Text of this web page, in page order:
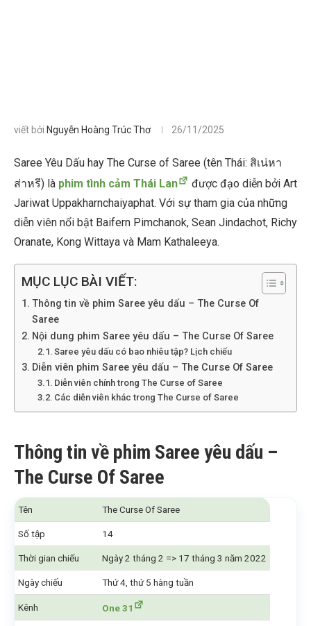
viết bởi Nguyễn Hoàng Trúc Thơ 26/11/2025
Saree Yêu Dấu hay The Curse of Saree (tên Thái: สิเน่หา
ส่าหรี) là phim tình cảm Thái Lan
được đạo diễn bởi Art
Jariwat Uppakharnchaiyaphat. Với sự tham gia của những
diễn viên nổi bật Baifern Pimchanok, Sean Jindachot, Richy
Oranate, Kong Wittaya và Mam Kathaleeya.
MỤC LỤC BÀI VIẾT:
Thông tin về phim Saree yêu dấu – The Curse Of
Saree
Nội dung phim Saree yêu dấu – The Curse Of Saree
Saree yêu dấu có bao nhiêu tập? Lịch chiếu
Diễn viên phim Saree yêu dấu – The Curse Of Saree
Diễn viên chính trong The Curse of Saree
Các diễn viên khác trong The Curse of Saree
Thông tin về phim Saree yêu dấu –
The Curse Of Saree
Tên The Curse Of Saree
Số tập 14
Thời gian chiếu Ngày 2 tháng 2 => 17 tháng 3 năm 2022
Ngày chiếu Thứ 4, thứ 5 hàng tuần
Kênh One 31